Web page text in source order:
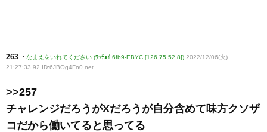
263 : なまえをいれてください (ﾜｯﾁｮｲ 6fb9-EBYC [126.75.52.8]) 2022/12/06(火)
21:27:33.92 ID:6JBOg4Fn0 .net
>>257
チャレンジだろうがXだろうが自分含めて味方クソザ
コだから働いてると思ってる